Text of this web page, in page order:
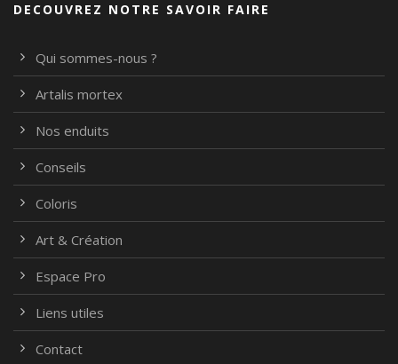
DECOUVREZ NOTRE SAVOIR FAIRE
Qui sommes-nous ?
Artalis mortex
Nos enduits
Conseils
Coloris
Art & Création
Espace Pro
Liens utiles
Contact